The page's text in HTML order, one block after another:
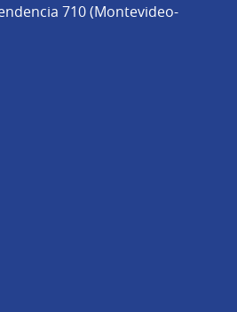
710 (Montevideo-